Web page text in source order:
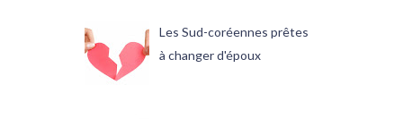
Les Sud-coréennes prêtes
à changer d'époux